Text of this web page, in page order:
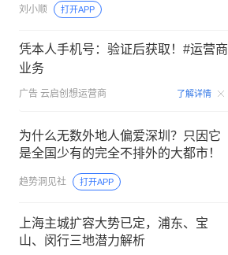
刘小顺 打开APP
凭本人手机号：验证后获取！#运营商
业务
广告 云启创想运营商 了解详情
为什么无数外地人偏爱深圳？只因它
是全国少有的完全不排外的大都市！
趋势洞见社 打开APP
上海主城扩容大势已定，浦东、宝
山、闵行三地潜力解析